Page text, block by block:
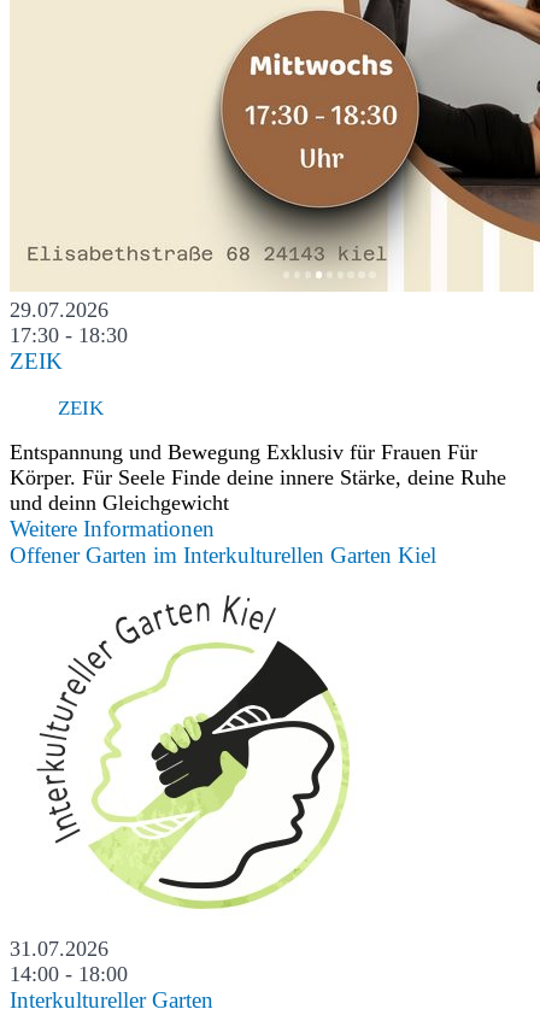
29.07.2026
17:30 - 18:30
ZEIK
ZEIK
Entspannung und Bewegung Exklusiv für Frauen Für
Körper. Für Seele Finde deine innere Stärke, deine Ruhe
und deinn Gleichgewicht
Weitere Informationen
Offener Garten im Interkulturellen Garten Kiel
31.07.2026
14:00 - 18:00
Interkultureller Garten